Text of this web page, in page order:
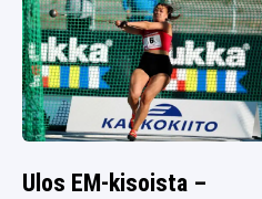
Ulos EM-kisoista –